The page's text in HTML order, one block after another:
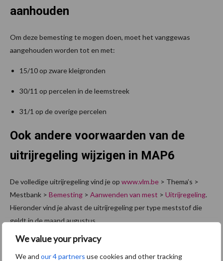
We value your privacy
We and our 4 partners use cookies and other tracking
aanhouden
Om deze bemesting te mogen doen, moet het vanggewas
aangehouden worden tot en met:​
15/10 op zware kleigronden
30/11 op percelen in de leemstreek
31/1 op de overige percelen
Ook andere voorwaarden van de
uitrijregeling wijzigen in MAP6
De volledige uitrijregeling vind je op www.vlm.be > Thema’s >
Mestbank > Bemesting > Aanwenden van mest > Uitrijregeling.
Hieronder vind je alvast de uitrijregeling per type meststof die
geldt in de maand augustus.